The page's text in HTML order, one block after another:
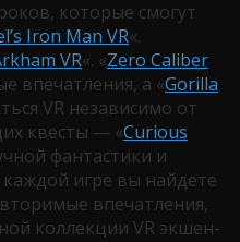
которые смогут
Iron Man VR«.
VR«. «Zero Caliber
впечатления, а «Gorilla
VR независимо от
квесты — «Curious
фантастики и
каждой игре вы найдете
впечатления,
коллекции VR экшен-